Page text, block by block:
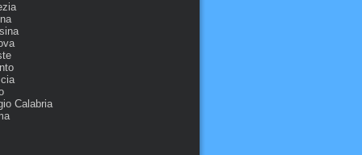
Calabria